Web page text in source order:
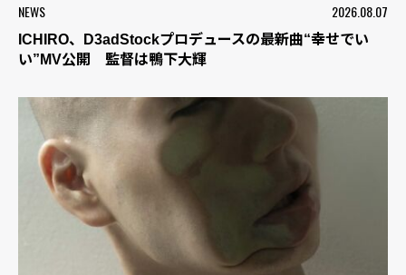
NEWS 2026.08.07
ICHIRO、D3adStockプロデュースの最新曲“幸せでい
い”MV公開 監督は鴨下大輝